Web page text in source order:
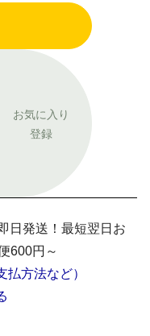
お気に入り
登録
日発送！最短翌日お
600円～
方法など）